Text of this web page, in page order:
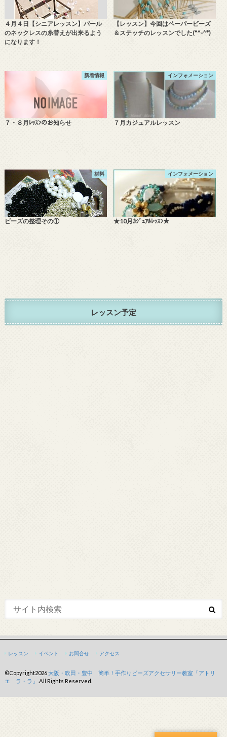
４月４日【シニアレッスン】パール
のネックレスの糸替えが出来るよう
になります！
【レッスン】今回はペーパービーズ
＆ステッチのレッスンでした(*^-^*)
新着情報
７・８月ﾚｯｽﾝのお知らせ
インフォメーション
７月カジュアルレッスン
材料
ビーズの整理その①
インフォメーション
★10月ｶｼﾞｭｱﾙﾚｯｽﾝ★
レッスン予定
レッスン イベント お問合せ アクセス
©Copyright2026大阪・吹田・豊中 簡単！手作りビーズアクセサリー教室「アトリ
エ ラ・ラ」
.All Rights Reserved.